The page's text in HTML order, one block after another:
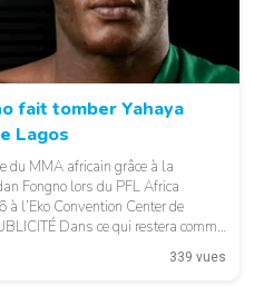
fait tomber Yahaya
Lagos
du MMA africain grâce à la
Fongno lors du PFL Africa
l’Eko Convention Center de
Dans ce qui restera comme
première édition du PFL […]339 vues